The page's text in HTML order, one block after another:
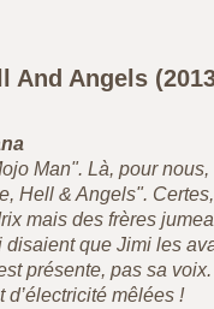
And Angels
Man". Là, pour nous,
Hell & Angels".
mais des frères
que Jimi les
présente, pas sa voix.
mêlées !